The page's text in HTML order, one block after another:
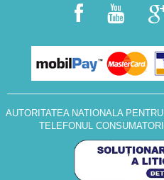
AUTORITATEA NATIONALA
TELEFONUL